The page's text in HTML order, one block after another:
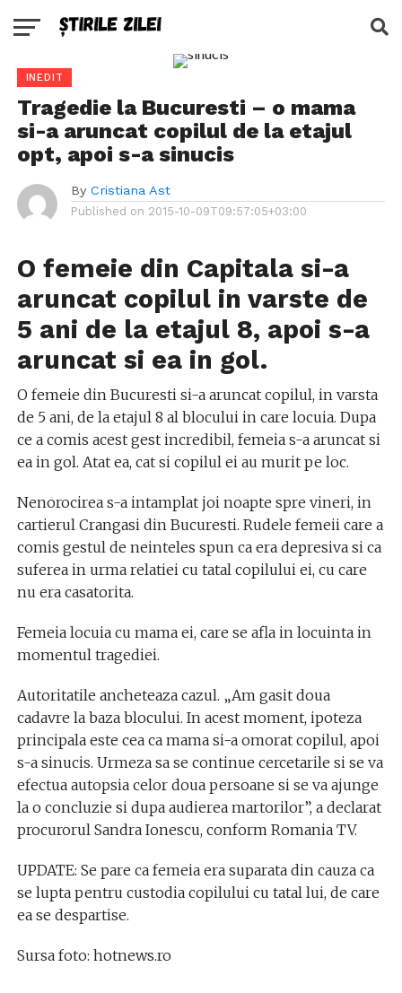
INEDIT
Tragedie la Bucuresti – o mama
si-a aruncat copilul de la etajul
opt, apoi s-a sinucis
By Cristiana Ast
Published on 2015-10-09T09:57:05+03:00
O femeie din Capitala si-a
aruncat copilul in varste de
5 ani de la etajul 8, apoi s-a
aruncat si ea in gol.
O femeie din Bucuresti si-a aruncat copilul, in varsta
de 5 ani, de la etajul 8 al blocului in care locuia. Dupa
ce a comis acest gest incredibil, femeia s-a aruncat si
ea in gol. Atat ea, cat si copilul ei au murit pe loc.
Nenorocirea s-a intamplat joi noapte spre vineri, in
cartierul Crangasi din Bucuresti. Rudele femeii care a
comis gestul de neinteles spun ca era depresiva si ca
suferea in urma relatiei cu tatal copilului ei, cu care
nu era casatorita.
Femeia locuia cu mama ei, care se afla in locuinta in
momentul tragediei.
Autoritatile ancheteaza cazul. „Am gasit doua
cadavre la baza blocului. In acest moment, ipoteza
principala este cea ca mama si-a omorat copilul, apoi
s-a sinucis. Urmeza sa se continue cercetarile si se va
efectua autopsia celor doua persoane si se va ajunge
la o concluzie si dupa audierea martorilor”, a declarat
procurorul Sandra Ionescu, conform Romania TV.
UPDATE: Se pare ca femeia era suparata din cauza ca
se lupta pentru custodia copilului cu tatal lui, de care
ea se despartise.
Sursa foto: hotnews.ro